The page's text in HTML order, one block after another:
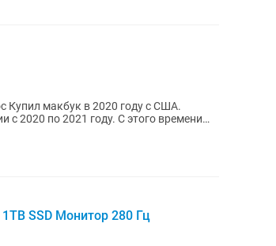
с 2020 по 2021 году. С этого времени
SSD Монитор 280 Гц